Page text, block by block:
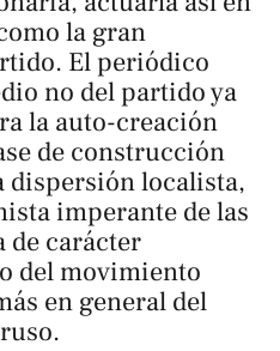
la gran
El periódico
no del partido ya
la auto-creación
de construcción
dispersión localista,
imperante de las
de carácter
del movimiento
en general del